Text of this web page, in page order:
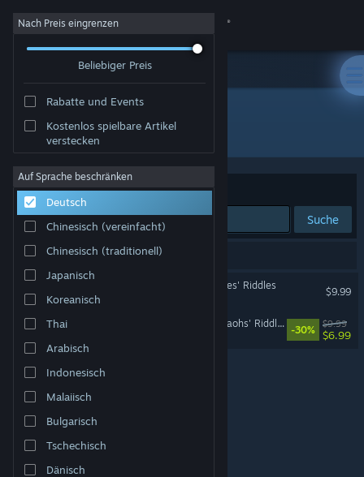
Anmelden
Info
Support
Sprache ändern
Steam-Mobile-App herunterladen
Desktopversion anzeigen
Nach Preis eingrenzen
Beliebiger Preis
Rabatte und Events
Kostenlos spielbare Artikel
verstecken
Auf Sprache beschränken
Deutsch
Chinesisch (vereinfacht)
Chinesisch (traditionell)
Japanisch
Koreanisch
Thai
Arabisch
Indonesisch
Malaiisch
Bulgarisch
Tschechisch
Dänisch
"Arizona Rose and the Pirates' Riddles"
Sortieren nach Relevanz
Suche
2 Ergebnisse entsprechen Ihrer Suche.
Arizona Rose and the Pirates' Riddles
$9.99
Arizona Rose and the Pharaohs' Riddles
-30%
$9.99
$6.99